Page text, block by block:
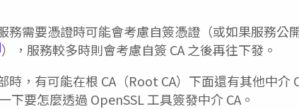
務需要憑證時可能會考慮自簽憑證（或如果服務公
），服務較多時則會考慮自簽 CA 之後再往下發。
時，有可能在根 CA（Root CA）下面還有其他中
下要怎麼透過 OpenSSL 工具簽發中介 CA。